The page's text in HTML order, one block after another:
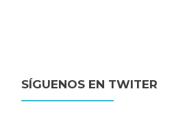
SÍGUENOS EN TWITER